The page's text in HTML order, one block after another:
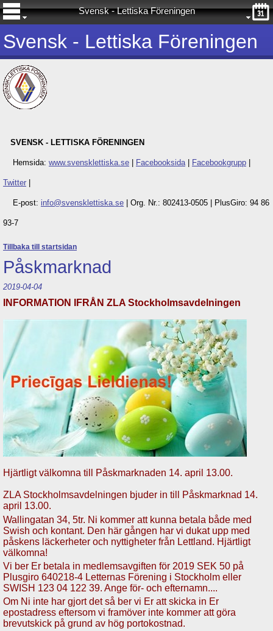
Svensk - Lettiska Föreningen
Svensk - Lettiska Föreningen
SVENSK - LETTISKA FÖRENINGEN
Hemsida: www.svensklettiska.se Facebooksida| Facebookgrupp
Twitter
E-post: info@svensklettiska.se Org. Nr.: 802413-0505 | PlusGiro: 94 86
93-7
Tillbaka till startsidan
Påskmarknad
2019-04-04
INFORMATION IFRÅN ZLA Stockholmsavdelningen
Hjärtligt välkomna till Påskmarknaden 14. april 13.00.
ZLA Stockholmsavdelningen bjuder in till Påskmarknad 14.
april 13.00.
Wallingatan 34, 5tr. Ni kommer att kunna betala både med
Swish och kontant. Den här gången har vi dukat upp med
påskens läckerheter och nyttigheter från Lettland. Hjärtligt
välkomna!
Vi ber Er betala in medlemsavgiften för 2019 SEK 50 på
Plusgiro ‪640218-4‬ Letternas Förening i Stockholm eller
SWISH ‪123 04 122 39‬. Ange för- och efternamn....
Om Ni inte har gjort det så ber vi Er att skicka in Er
epostadress eftersom vi framöver inte kommer att göra
brevutskick på grund av hög portokostnad.